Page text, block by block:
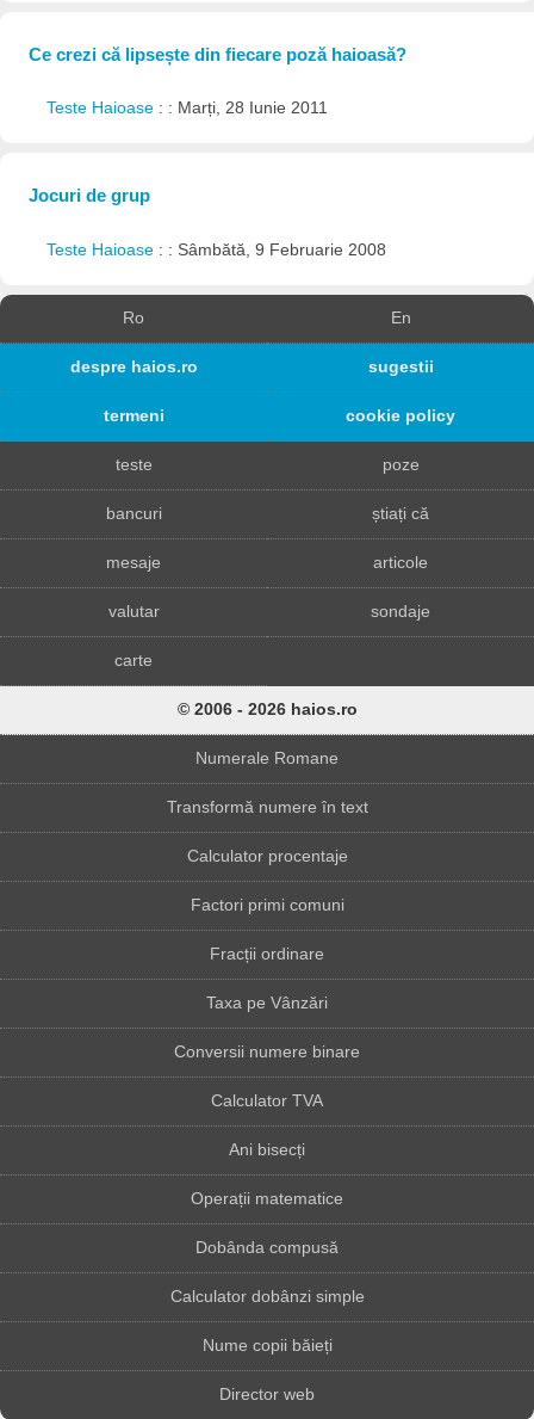
Ce crezi că lipsește din fiecare poză haioasă?
Teste Haioase : : Marți, 28 Iunie 2011
Jocuri de grup
Teste Haioase : : Sâmbătă, 9 Februarie 2008
Ro En
despre haios.ro sugestii
termeni cookie policy
teste poze
bancuri știați că
mesaje articole
valutar sondaje
carte
© 2006 - 2026 haios.ro
Numerale Romane
Transformă numere în text
Calculator procentaje
Factori primi comuni
Fracții ordinare
Taxa pe Vânzări
Conversii numere binare
Calculator TVA
Ani bisecți
Operații matematice
Dobânda compusă
Calculator dobânzi simple
Nume copii băieți
Director web